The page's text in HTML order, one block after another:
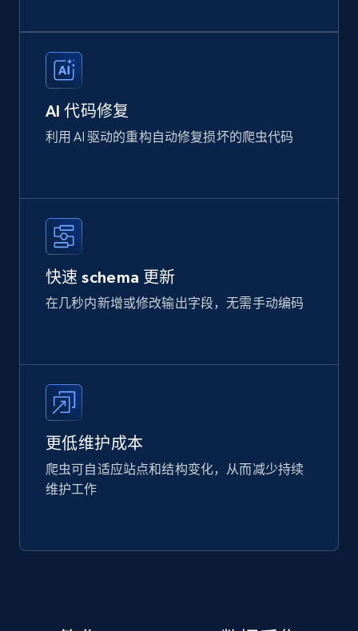
AI 代码修复
利用 AI 驱动的重构自动修复损坏的爬虫代码
快速 schema 更新
在几秒内新增或修改输出字段，无需手动编码
更低维护成本
爬虫可自适应站点和结构变化，从而减少持续
维护工作